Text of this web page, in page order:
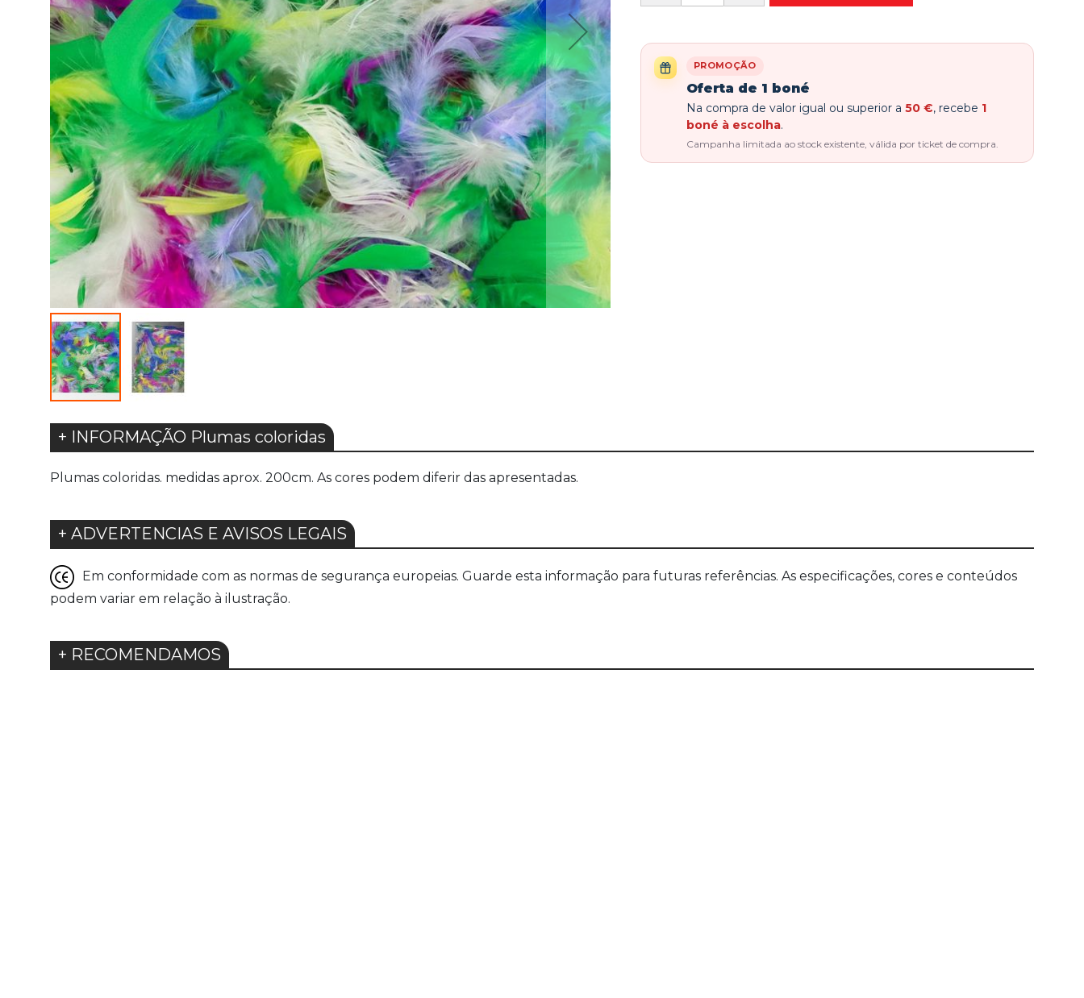
PROMOÇÃO
Oferta de 1 boné
Na compra de valor igual ou superior a 50 €, recebe 1
boné à escolha.
Campanha limitada ao stock existente, válida por ticket de compra.
+ INFORMAÇÃO Plumas coloridas
Plumas coloridas. medidas aprox. 200cm. As cores podem diferir das apresentadas.
+ ADVERTENCIAS E AVISOS LEGAIS
Em conformidade com as normas de segurança europeias. Guarde esta informação para futuras referências. As especificações, cores e conteúdos
podem variar em relação à ilustração.
+ RECOMENDAMOS